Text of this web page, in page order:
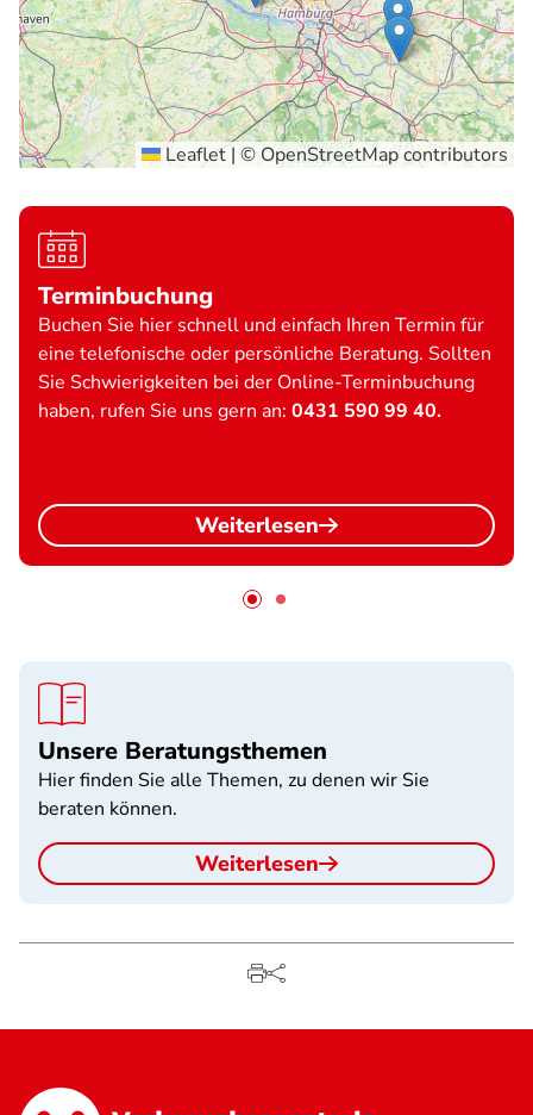
Leaflet | © OpenStreetMapcontributors
Terminbuchung
Buchen Sie hier schnell und einfach Ihren Termin für
eine telefonische oder persönliche Beratung. Sollten
Sie Schwierigkeiten bei der Online-Terminbuchung
haben, rufen Sie uns gern an: 0431 590 99 40.
Weiterlesen
Unsere Beratungsthemen
Hier finden Sie alle Themen, zu denen wir Sie
beraten können.
Weiterlesen